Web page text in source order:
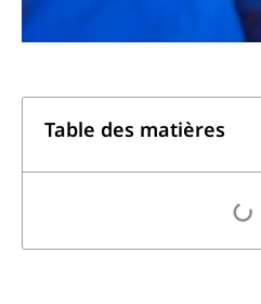
Table des matières